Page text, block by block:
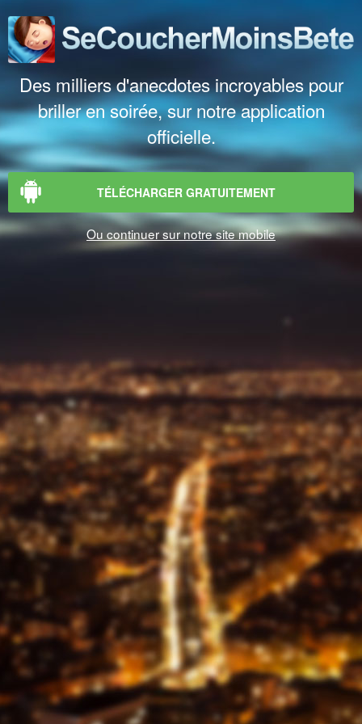
Des milliers d'anecdotes incroyables pour
briller en soirée, sur notre application
officielle.
TÉLÉCHARGER GRATUITEMENT
Ou continuer sur notre site mobile